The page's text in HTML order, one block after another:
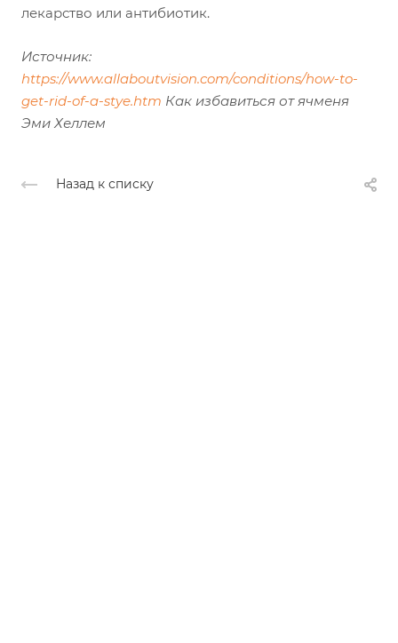
лекарство или антибиотик.
Источник:
https://www.allaboutvision.com/conditions/how-to-
get-rid-of-a-stye.htm Как избавиться от ячменя
Эми Хеллем
Назад к списку